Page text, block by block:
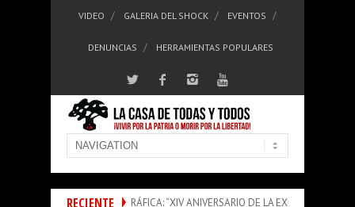
VIDEO GALERIA DEL SHOCK EVENTOS
DENUNCIAS HERRAMIENTAS POPULARES
RECIENTE
EXPOSICIÓN FOTOGRÁFICA: “XIV ANIVERSARIO DE LA EXPLOSIÓN DE LA